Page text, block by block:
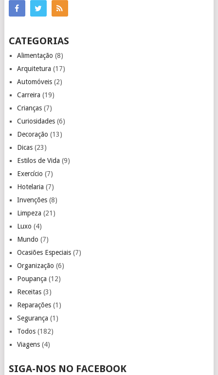
CATEGORIAS
Alimentação (8)
Arquitetura (17)
Automóveis(2)
Carreira (19)
Crianças(7)
Curiosidades(6)
Decoração (13)
Dicas(23)
Estilos de Vida (9)
Exercício (7)
Hotelaria (7)
Invenções(8)
Limpeza (21)
Luxo (4)
Mundo (7)
Ocasiões Especiais(7)
Organização (6)
Poupança (12)
Receitas(3)
Reparações(1)
Segurança (1)
Todos(182)
Viagens(4)
SIGA-NOS NO FACEBOOK